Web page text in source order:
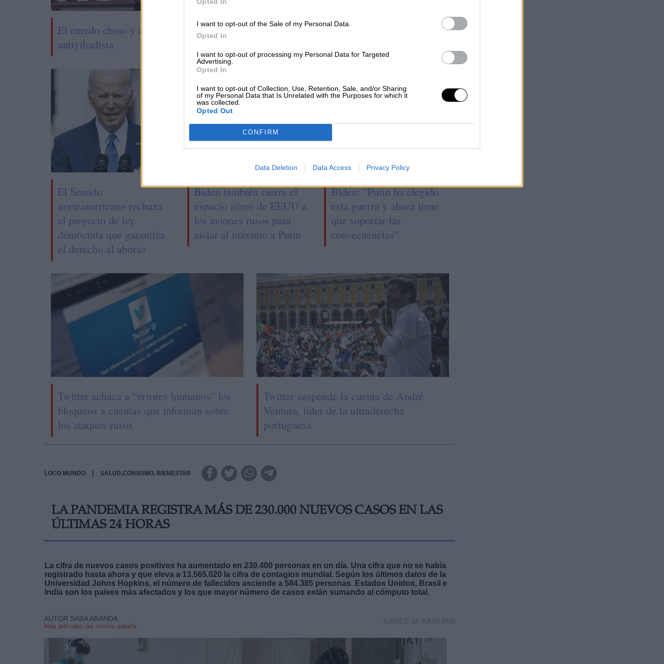
I want to opt-out of the Sale of my Personal Data.
Opted In
I want to opt-out of processing my Personal Data for Targeted
Advertising.
Opted In
I want to opt-out of Collection, Use, Retention, Sale, and/or Sharing
of my Personal Data that Is Unrelated with the Purposes for which it
was collected.
Opted Out
CONFIRM
Data Deletion Data Access Privacy Policy
El enredo chino y el recurso
antiyihadista
Los nuevos megamillonarios están por
El Senado
norteamericano rechaza
el proyecto de ley
demócrata que garantiza
el derecho al aborto
Biden también cierra el
espacio aéreo de EEUU a
los aviones rusos para
aislar al máximo a Putin
Biden: "Putin ha elegido
esta guerra y ahora tiene
que soportar las
consecuencias"
Twitter achaca a “errores humanos” los
bloqueos a cuentas que informan sobre
los ataques rusos
Twitter suspende la cuenta de André
Ventura, líder de la ultraderecha
portuguesa
LOCO MUNDO SALUD,CONSUMO, BIENESTAR
LA PANDEMIA REGISTRA MÁS DE 230.000 NUEVOS CASOS EN LAS
ÚLTIMAS 24 HORAS
La cifra de nuevos casos positivos ha aumentado en 230.400 personas en un día. Una cifra que no se había
registrado hasta ahora y que eleva a 13.565.020 la cifra de contagios mundial. Según los últimos datos de la
Universidad Johns Hopkins, el número de fallecidos asciende a 584.385 personas. Estados Unidos, Brasil e
India son los países más afectados y los que mayor número de casos están sumando al cómputo total.
AUTOR SARA ARANDA
Mas artículos del mismo autor/a
JUEVES, 16 JULIO 2020